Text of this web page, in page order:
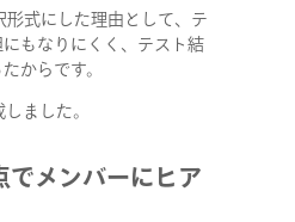
形式にした理由として、テ
もなりにくく、テスト結
からです。
ました。
でメンバーにヒア